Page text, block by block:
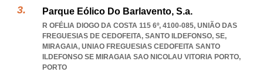
Parque Eólico Do Barlavento, S.a.
R OFÉLIA DIOGO DA COSTA 115 6º, 4100-085, UNIÃO DAS
FREGUESIAS DE CEDOFEITA, SANTO ILDEFONSO, SE,
MIRAGAIA, UNIAO FREGUESIAS CEDOFEITA SANTO
ILDEFONSO SE MIRAGAIA SAO NICOLAU VITORIA PORTO,
PORTO